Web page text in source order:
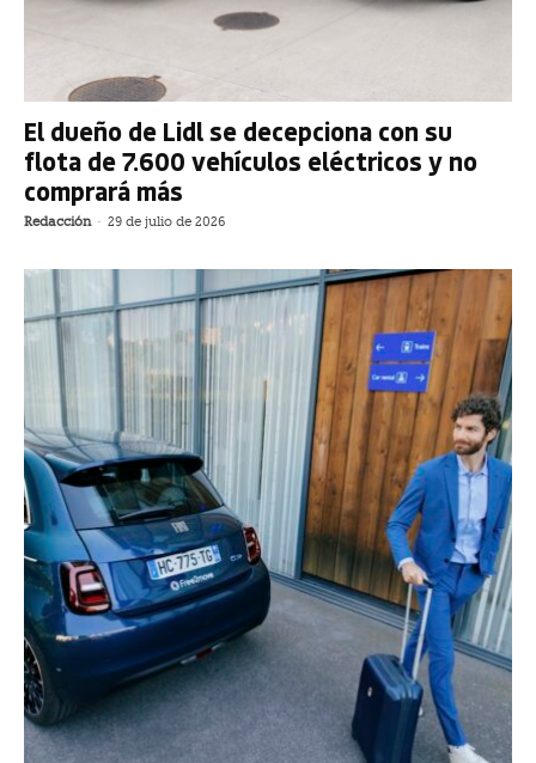
El dueño de Lidl se decepciona con su
flota de 7.600 vehículos eléctricos y no
comprará más
Redacción - 29 de julio de 2026